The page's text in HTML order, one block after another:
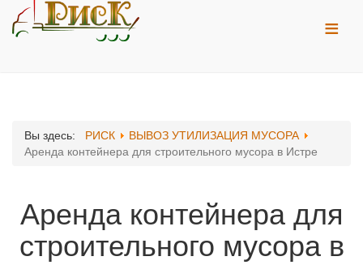
≡
Вы здесь: РИСК
ВЫВОЗ УТИЛИЗАЦИЯ МУСОРА
Аренда контейнера для строительного мусора в Истре
Аренда контейнера для
строительного мусора в